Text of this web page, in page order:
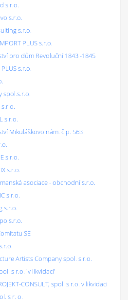
s.r.o.
s.r.o.
s.r.o.
PLUS s.r.o.
pro dům Revoluční 1843 -1845
PLUS s.r.o.
spol.s.r.o.
s.r.o.
Mikuláškovo nám. č.p. 563
s.r.o.
s.r.o.
asociace - obchodní s.r.o.
s.r.o.
s.r.o.
s.r.o.
SE
Artists Company spol. s r.o.
s r.o. 'v likvidaci'
CONSULT, spol. s r.o. v likvidaci
s r. o.